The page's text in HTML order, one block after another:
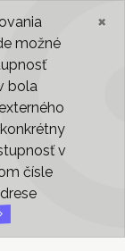
možné
bola
v
čísle
×